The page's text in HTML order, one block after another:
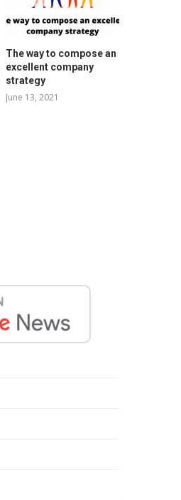
The way to compose an
excellent company
strategy
June 13, 2021